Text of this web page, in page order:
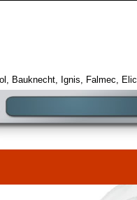
Bauknecht, Ignis, Falmec,